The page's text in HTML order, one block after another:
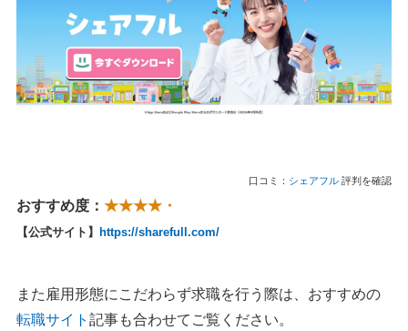
口コミ： シェアフル 評判を確認
おすすめ度： ★★★★・
【公式サイト】 https://sharefull.com/
また雇用形態にこだわらず求職を行う際は、おすすめの
転職サイト 記事も合わせてご覧ください。